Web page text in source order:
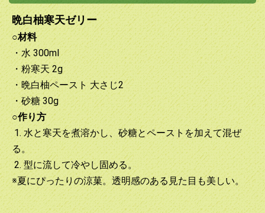
晩白柚寒天ゼリー
○材料
・水 300ml
・粉寒天 2g
・晩白柚ペースト 大さじ2
・砂糖 30g
○作り方
1. 水と寒天を煮溶かし、砂糖とペーストを加えて混ぜ
る。
2. 型に流して冷やし固める。
※夏にぴったりの涼菓。透明感のある見た目も美しい。